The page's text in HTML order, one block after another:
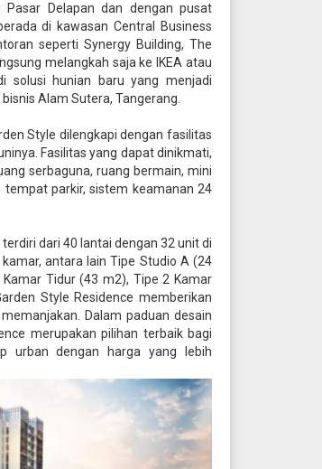
Delapan dan dengan pusat
di kawasan Central Business
seperti Synergy Building, The
melangkah saja ke IKEA atau
solusi hunian baru yang menjadi
Alam Sutera, Tangerang.
Style dilengkapi dengan fasilitas
Fasilitas yang dapat dinikmati,
serbaguna, ruang bermain, mini
parkir, sistem keamanan 24
dari 40 lantai dengan 32 unit di
antara lain Tipe Studio A (24
Tidur (43 m2), Tipe 2 Kamar
Style Residence memberikan
Dalam paduan desain
merupakan pilihan terbaik bagi
urban dengan harga yang lebih